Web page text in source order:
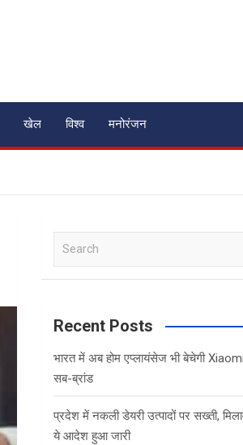
खेल विश्व मनोरंजन
a
c
Recent Posts
भारत में अब होम एप्लायंसेज भी बेचेगी
सब-ब्रांड
प्रदेश में नकली डेयरी उत्पादों पर सख्ती,
ये आदेश हुआ जारी